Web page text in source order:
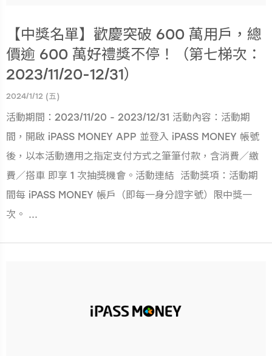
【中獎名單】歡慶突破 600 萬用戶，總
價逾 600 萬好禮獎不停！（第七梯次：
2023/11/20-12/31）
2024/1/12 (五)
活動期間：2023/11/20 - 2023/12/31 活動內容：活動期
間，開啟 iPASS MONEY APP 並登入 iPASS MONEY 帳號
後，以本活動適用之指定支付方式之筆筆付款，含消費／繳
費／搭車 即享 1 次抽獎機會。活動連結 活動獎項：活動期
間每 iPASS MONEY 帳戶（即每一身分證字號）限中獎一
次。 ...